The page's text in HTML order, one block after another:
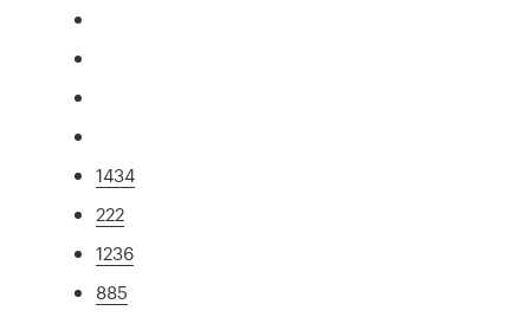
1434
222
1236
885